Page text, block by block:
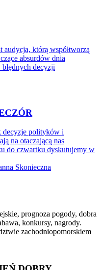
którą współtworzą
absurdów dnia
decyzji
decyzje polityków i
na otaczającą nas
do czwartku dyskutujemy w
Skonieczna
prognoza pogody, dobra
konkursy, nagrody.
zachodniopomorskiem